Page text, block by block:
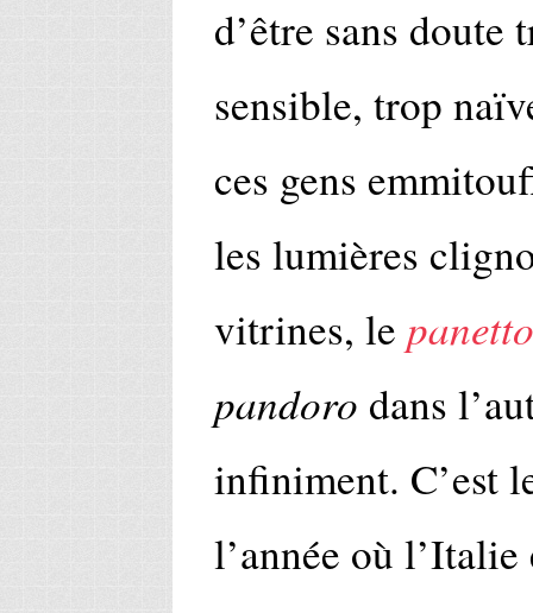
d’être sans
sensible, trop
ces gens
les lumières
vitrines, le
pandoro dans
infiniment. C’est
l’année où